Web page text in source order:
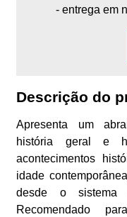
- entrega em
Descrição do
Apresenta um
história geral e
acontecimentos
idade
desde o
Recomendado